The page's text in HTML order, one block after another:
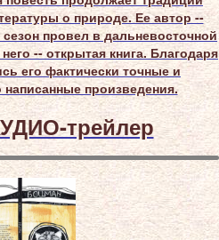
о природе. Ее автор --
провел в дальневосточной
-- открытая книга. Благодаря
его фактически точные и
произведения.
трейлер